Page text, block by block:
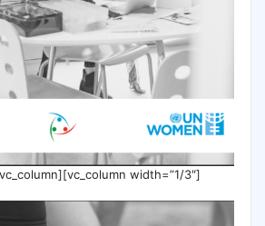
width=”1/3″]